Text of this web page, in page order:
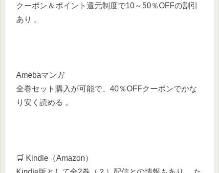
クーポン＆ポイント還元制度で10～50％OFFの割引
あり 。
Amebaマンガ
全巻セット購入が可能で、40％OFFクーポンでかな
り安く読める 。
🛒 Kindle（Amazon）